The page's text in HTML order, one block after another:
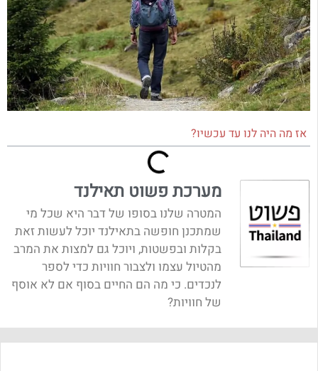
אז מה היה לנו עד עכשיו?
מערכת פשוט תאילנד
המטרה שלנו בסופו של דבר היא שכל מי
שמתכנן חופשה בתאילנד יוכל לעשות זאת
בקלות ובפשטות, ויוכל גם למצות את המרב
מהטיול עצמו ולצבור חוויות כדי לספר
לנכדים. כי מה הם החיים בסוף אם לא אוסף
של חוויות?